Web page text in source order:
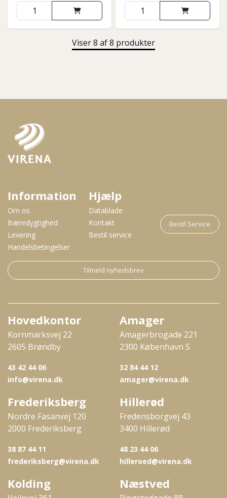
Viser 8 af 8 produkter
Information
Om os
Bæredygtighed
Levering
Handelsbetingelser
Hjælp
Datablade
Kontakt
Bestil service
Bestil Service
Tilmeld nyhedsbrev
Hovedkontor
Kornmarksvej 22
2605 Brøndby
43 42 44 06
info@virena.dk
Amager
Amagerbrogade 221
2300 København S
32 84 44 12
amager@virena.dk
Frederiksberg
Nordre Fasanvej 120
2000 Frederiksberg
38 87 44 11
frederiksberg@virena.dk
Hillerød
Fredensborgvej 43
3400 Hillerød
48 23 44 06
hilleroed@virena.dk
Kolding Næstved